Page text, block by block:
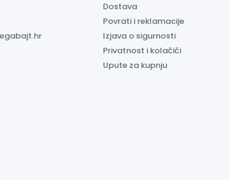
Dostava
Povrati i reklamacije
Izjava o sigurnosti
Privatnost i kolačići
Upute za kupnju